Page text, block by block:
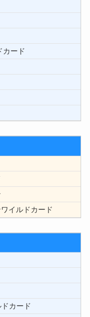
カード
イルドカード
カード